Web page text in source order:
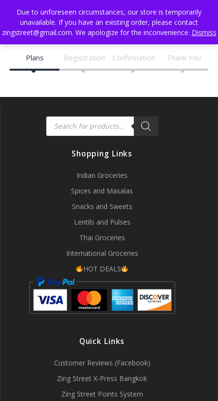
Due to unforeseen circumstances, our store is temporarily
unavailable. If you have an existing order, please contact
zingstreet@gmail.com. We apologize for the inconvenience. Dismiss
to
content
Plans Registration Confirmation Thank You
Products
search
Shopping Links
Indian Groceries
Spices and Masalas
Snacks and Sweets
Lentils and Pulses
Thai Groceries
International Groceries
HOT DEALS
Quick Links
Customer Reviews (Facebook)
Zing Street X-Press Bangkok
Zing Street Points System